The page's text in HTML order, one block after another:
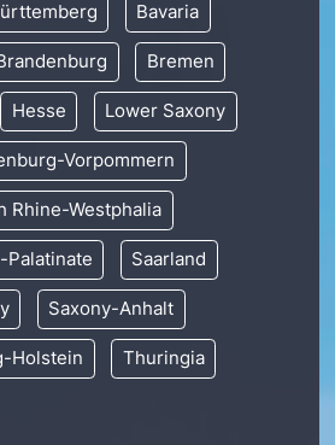
Bavaria
Bremen
Hesse Lower Saxony
Vorpommern
Rhine-Westphalia
Palatinate Saarland
Saxony-Anhalt
Holstein Thuringia